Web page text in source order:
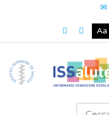
Aa